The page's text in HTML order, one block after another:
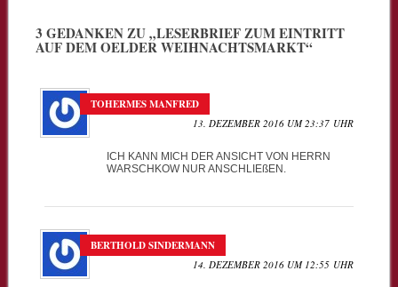
3 GEDANKEN ZU „LESERBRIEF ZUM EINTRITT
AUF DEM OELDER WEIHNACHTSMARKT“
TOHERMES MANFRED
13. DEZEMBER 2016 UM 23:37 UHR
ICH KANN MICH DER ANSICHT VON HERRN
WARSCHKOW NUR ANSCHLIEßEN.
BERTHOLD SINDERMANN
14. DEZEMBER 2016 UM 12:55 UHR